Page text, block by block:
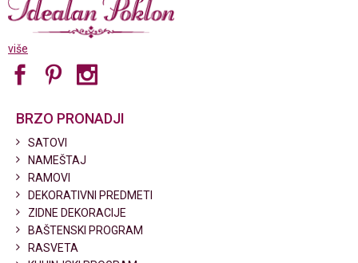
više
BRZO PRONADJI
SATOVI
NAMEŠTAJ
RAMOVI
DEKORATIVNI PREDMETI
ZIDNE DEKORACIJE
BAŠTENSKI PROGRAM
RASVETA